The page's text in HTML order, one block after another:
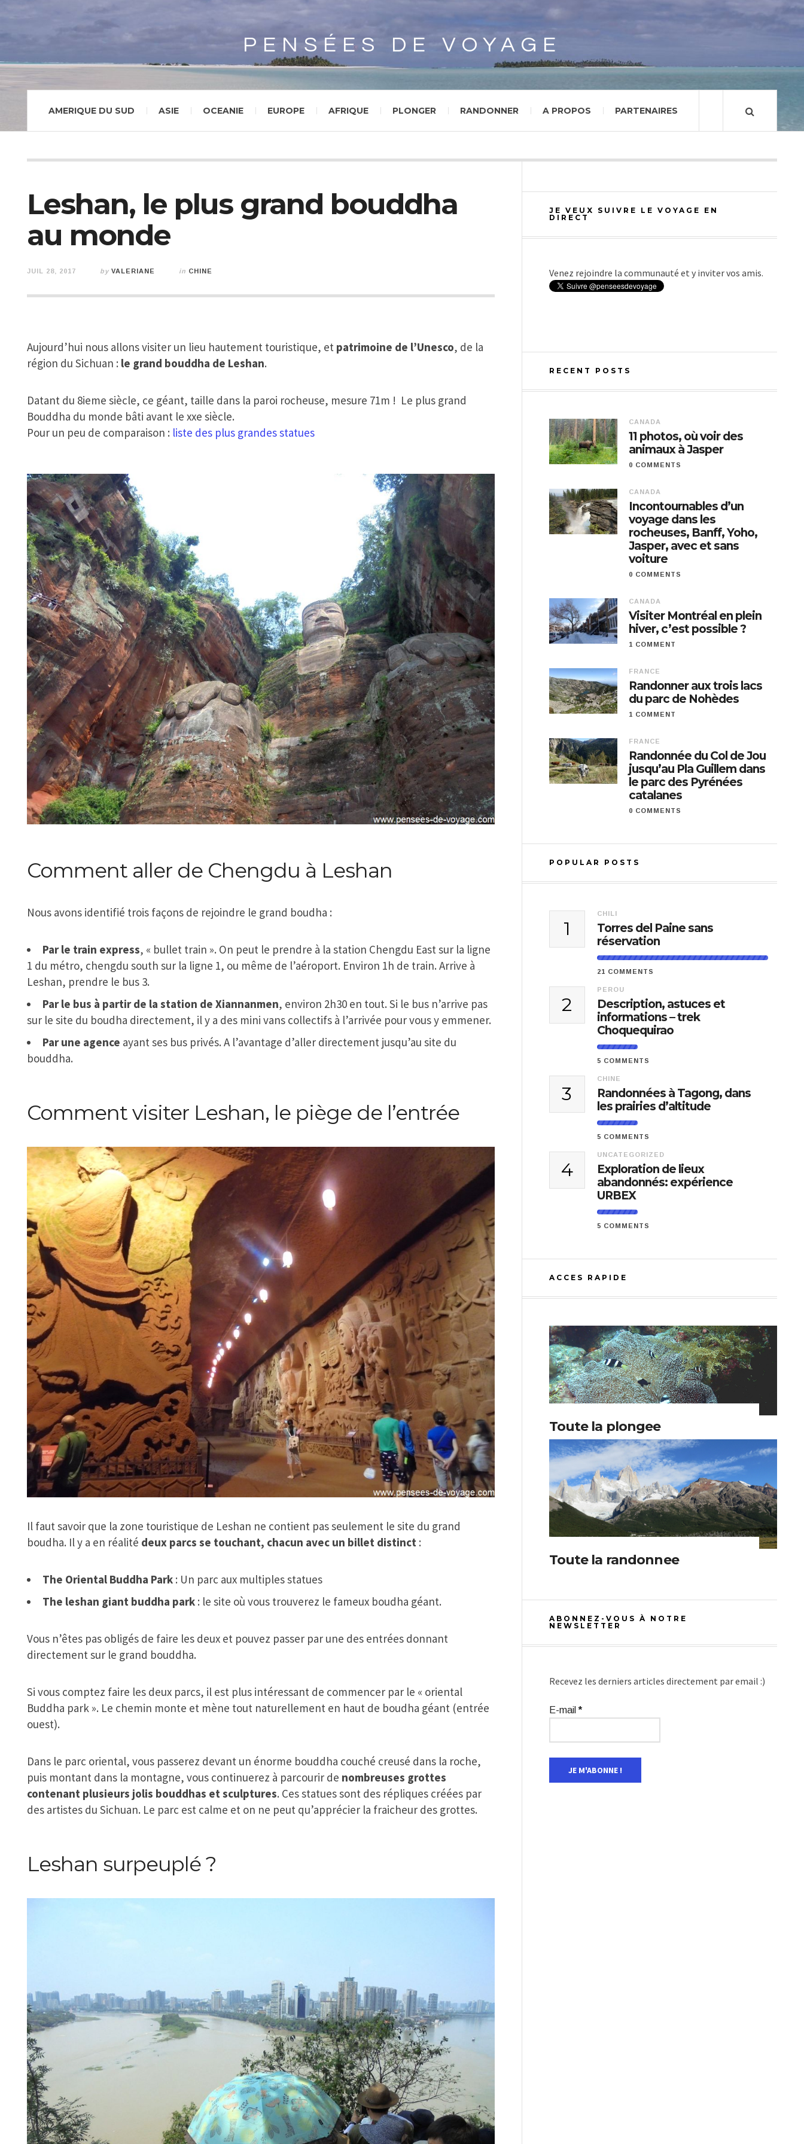
Array
PENSÉES DE VOYAGE
AMERIQUE DU SUD ASIE OCEANIE EUROPE AFRIQUE PLONGER RANDONNER A PROPOS PARTENAIRES
Leshan, le plus grand bouddha
au monde
JUIL 28, 2017 by VALERIANE in CHINE
Aujourd’hui nous allons visiter un lieu hautement touristique, et patrimoine de l’Unesco, de la
région du Sichuan : le grand bouddha de Leshan.
Datant du 8ieme siècle, ce géant, taille dans la paroi rocheuse, mesure 71m ! Le plus grand
Bouddha du monde bâti avant le xxe siècle.
Pour un peu de comparaison : liste des plus grandes statues
Comment aller de Chengdu à Leshan
Nous avons identifié trois façons de rejoindre le grand boudha :
Par le train express, « bullet train ». On peut le prendre à la station Chengdu East sur la ligne
1 du métro, chengdu south sur la ligne 1, ou même de l’aéroport. Environ 1h de train. Arrive à
Leshan, prendre le bus 3.
Par le bus à partir de la station de Xiannanmen, environ 2h30 en tout. Si le bus n’arrive pas
sur le site du boudha directement, il y a des mini vans collectifs à l’arrivée pour vous y emmener.
Par une agence ayant ses bus privés. A l’avantage d’aller directement jusqu’au site du
bouddha.
Comment visiter Leshan, le piège de l’entrée
Il faut savoir que la zone touristique de Leshan ne contient pas seulement le site du grand
boudha. Il y a en réalité deux parcs se touchant, chacun avec un billet distinct :
The Oriental Buddha Park : Un parc aux multiples statues
The leshan giant buddha park : le site où vous trouverez le fameux boudha géant.
Vous n’êtes pas obligés de faire les deux et pouvez passer par une des entrées donnant
directement sur le grand bouddha.
Si vous comptez faire les deux parcs, il est plus intéressant de commencer par le « oriental
Buddha park ». Le chemin monte et mène tout naturellement en haut de boudha géant (entrée
ouest).
Dans le parc oriental, vous passerez devant un énorme bouddha couché creusé dans la roche,
puis montant dans la montagne, vous continuerez à parcourir de nombreuses grottes
contenant plusieurs jolis bouddhas et sculptures. Ces statues sont des répliques créées par
des artistes du Sichuan. Le parc est calme et on ne peut qu’apprécier la fraicheur des grottes.
Leshan surpeuplé ?
JE VEUX SUIVRE LE VOYAGE EN
DIRECT
Venez rejoindre la communauté et y inviter vos amis.
RECENT POSTS
CANADA
11 photos, où voir des
animaux à Jasper
0 COMMENTS
CANADA
Incontournables d’un
voyage dans les
rocheuses, Banff, Yoho,
Jasper, avec et sans
voiture
0 COMMENTS
CANADA
Visiter Montréal en plein
hiver, c’est possible ?
1 COMMENT
FRANCE
Randonner aux trois lacs
du parc de Nohèdes
1 COMMENT
FRANCE
Randonnée du Col de Jou
jusqu’au Pla Guillem dans
le parc des Pyrénées
catalanes
0 COMMENTS
POPULAR POSTS
1
CHILI
Torres del Paine sans
réservation
21 COMMENTS
2
PEROU
Description, astuces et
informations – trek
Choquequirao
5 COMMENTS
3
CHINE
Randonnées à Tagong, dans
les prairies d’altitude
5 COMMENTS
4
UNCATEGORIZED
Exploration de lieux
abandonnés: expérience
URBEX
5 COMMENTS
ACCES RAPIDE
Toute la plongee
Toute la randonnee
ABONNEZ-VOUS À NOTRE
NEWSLETTER
Recevez les derniers articles directement par email :)
E-mail*